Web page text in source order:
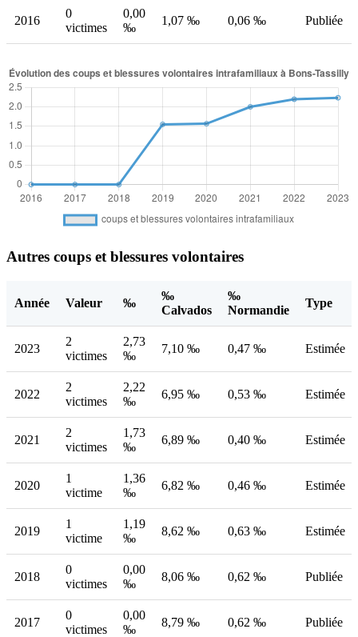
2016
0
victimes
0,00
‰
1,07 ‰ 0,06 ‰ Publiée
Autres coups et blessures volontaires
Année Valeur ‰
‰
Calvados
‰
Normandie
Type
2023
2
victimes
2,73
‰
7,10 ‰ 0,47 ‰ Estimée
2022
2
victimes
2,22
‰
6,95 ‰ 0,53 ‰ Estimée
2021
2
victimes
1,73
‰
6,89 ‰ 0,40 ‰ Estimée
2020
1
victime
1,36
‰
6,82 ‰ 0,46 ‰ Estimée
2019
1
victime
1,19
‰
8,62 ‰ 0,63 ‰ Estimée
2018
0
victimes
0,00
‰
8,06 ‰ 0,62 ‰ Publiée
2017
0
victimes
0,00
‰
8,79 ‰ 0,62 ‰ Publiée